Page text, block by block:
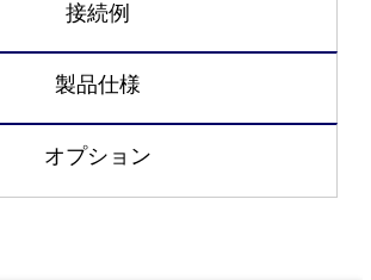
接続例
製品仕様
オプション